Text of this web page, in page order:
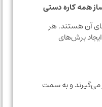
کاره دستی
هستند. هر
برش‌های
و به سمت